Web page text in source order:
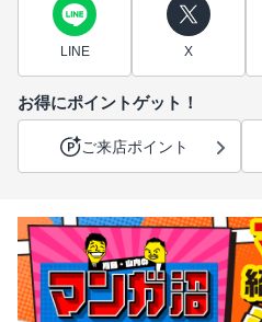
LINE X
お得にポイントゲット！
ご来店ポイント